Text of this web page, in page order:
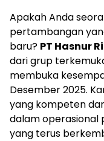
Apakah Anda
pertambangan
baru? PT Hasnur
dari grup
membuka
Desember 2025.
yang kompeten
dalam
yang terus